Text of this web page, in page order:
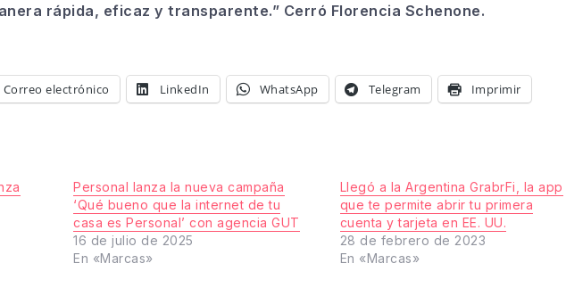
rápida, eficaz y transparente.” Cerró Florencia Schenone.
Correo electrónico LinkedIn WhatsApp Telegram Imprimir
Personal lanza la nueva campaña
‘Qué bueno que la internet de tu
casa es Personal’ con agencia GUT
16 de julio de 2025
En «Marcas»
Llegó a la Argentina GrabrFi, la app
que te permite abrir tu primera
cuenta y tarjeta en EE. UU.
28 de febrero de 2023
En «Marcas»